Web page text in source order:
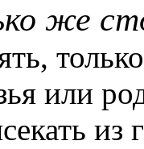
же
или